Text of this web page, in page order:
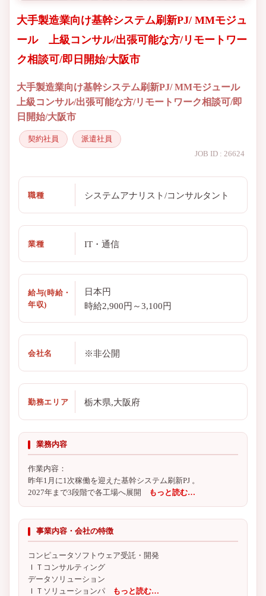
大手製造業向け基幹システム刷新PJ/ MMモジュ
ール 上級コンサル/出張可能な方/リモートワー
ク相談可/即日開始/大阪市
大手製造業向け基幹システム刷新PJ/ MMモジュール
上級コンサル/出張可能な方/リモートワーク相談可/即
日開始/大阪市
契約社員
派遣社員
JOB ID : 26624
職種 システムアナリスト/コンサルタント
業種 IT・通信
給与(時給・
年収)
日本円
時給2,900円～3,100円
会社名 ※非公開
勤務エリア 栃木県,大阪府
業務内容
作業内容：
昨年1月に1次稼働を迎えた基幹システム刷新PJ 。
2027年まで3段階で各工場へ展開
もっと読む…
事業内容・会社の特徴
コンピュータソフトウェア受託・開発
ＩＴコンサルティング
データソリューション
ＩＴソリューションパ もっと読む…